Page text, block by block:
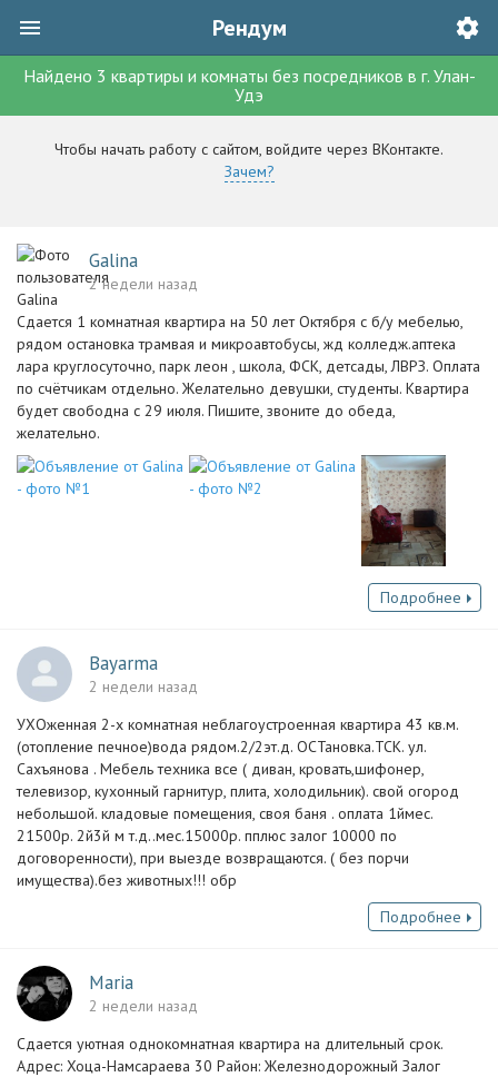
Рендум
Найдено 3 квартиры и комнаты без посредников в г. Улан-
Удэ
Чтобы начать работу с сайтом, войдите через ВКонтакте.
Зачем?
Galina
2 недели назад
Сдается 1 комнатная квартира на 50 лет Октября с б/у мебелью,
рядом остановка трамвая и микроавтобусы, жд колледж.аптека
лара круглосуточно, парк леон , школа, ФСК, детсады, ЛВРЗ. Оплата
по счётчикам отдельно. Желательно девушки, студенты. Квартира
будет свободна с 29 июля. Пишите, звоните до обеда,
желательно.
Подробнее
Bayarma
2 недели назад
УХОженная 2-х комнатная неблагоустроенная квартира 43 кв.м.
(отопление печное)вода рядом.2/2эт.д. ОСТановка.ТСК. ул.
Сахъянова . Мебель техника все ( диван, кровать,шифонер,
телевизор, кухонный гарнитур, плита, холодильник). свой огород
небольшой. кладовые помещения, своя баня . оплата 1ймес.
21500р. 2й3й м т.д..мес.15000р. пплюс залог 10000 по
договоренности), при выезде возвращаются. ( без порчи
имущества).без животных!!! обр
Подробнее
Maria
2 недели назад
Сдается уютная однокомнатная квартира на длительный срок.
Адрес: Хоца-Намсараева 30 Район: Железнодорожный Залог